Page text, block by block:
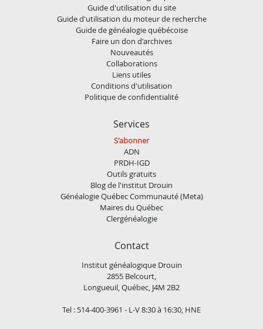
Guide d'utilisation du site
Guide d'utilisation du moteur de recherche
Guide de généalogie québécoise
Faire un don d'archives
Nouveautés
Collaborations
Liens utiles
Conditions d'utilisation
Politique de confidentialité
Services
S'abonner
ADN
PRDH-IGD
Outils gratuits
Blog de l'institut Drouin
Généalogie Québec Communauté (Meta)
Maires du Québec
Clergénéalogie
Contact
Institut généalogique Drouin
2855 Belcourt,
Longueuil, Québec, J4M 2B2
Tel : 514-400-3961 - L-V 8:30 à 16:30, HNE